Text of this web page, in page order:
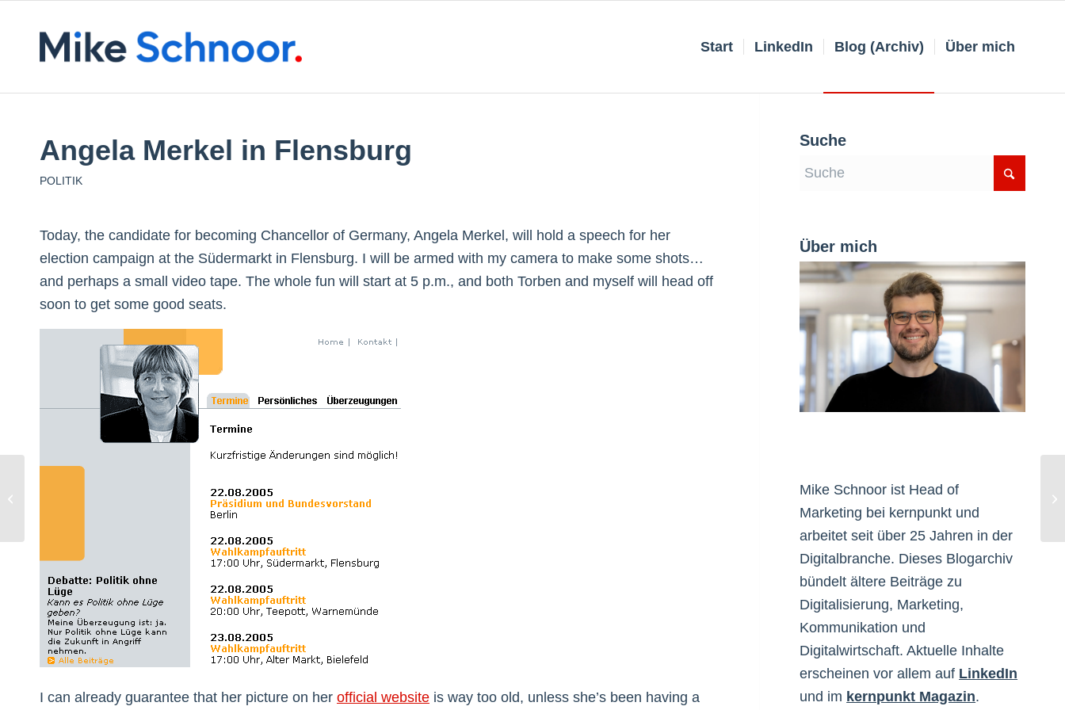
Start LinkedIn Blog (Archiv) Über mich
Angela Merkel in Flensburg
POLITIK
Today, the candidate for becoming Chancellor of Germany, Angela Merkel, will hold a speech for her
election campaign at the Südermarkt in Flensburg. I will be armed with my camera to make some shots…
and perhaps a small video tape. The whole fun will start at 5 p.m., and both Torben and myself will head off
soon to get some good seats.
I can already guarantee that her picture on her official website is way too old, unless she’s been having a
Suche
Über mich
Mike Schnoor ist Head of
Marketing bei kernpunkt und
arbeitet seit über 25 Jahren in der
Digitalbranche. Dieses Blogarchiv
bündelt ältere Beiträge zu
Digitalisierung, Marketing,
Kommunikation und
Digitalwirtschaft. Aktuelle Inhalte
erscheinen vor allem auf LinkedIn
und im kernpunkt Magazin.